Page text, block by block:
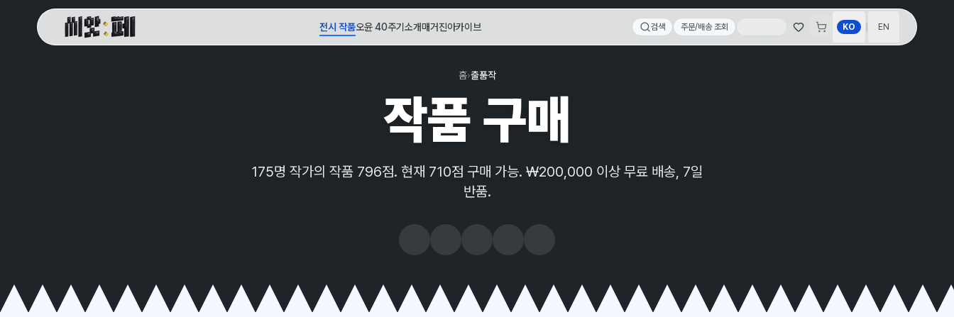
씨앗페 온라인 홈
전시 작품오윤 40주기 소개매거진아카이브 검색 주문/배송 조회 KO EN
홈›출품작
작품 구매
175명 작가의 작품 796점. 현재 710점 구매 가능. ₩200,000 이상 무료 배송, 7일
반품.